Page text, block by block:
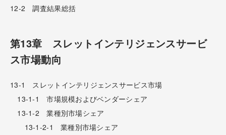
12-2 調査結果総括
第13章 スレットインテリジェンスサービ
ス市場動向
13-1 スレットインテリジェンスサービス市場
13-1-1 市場規模およびベンダーシェア
13-1-2 業種別市場シェア
13-1-2-1 業種別市場シェア